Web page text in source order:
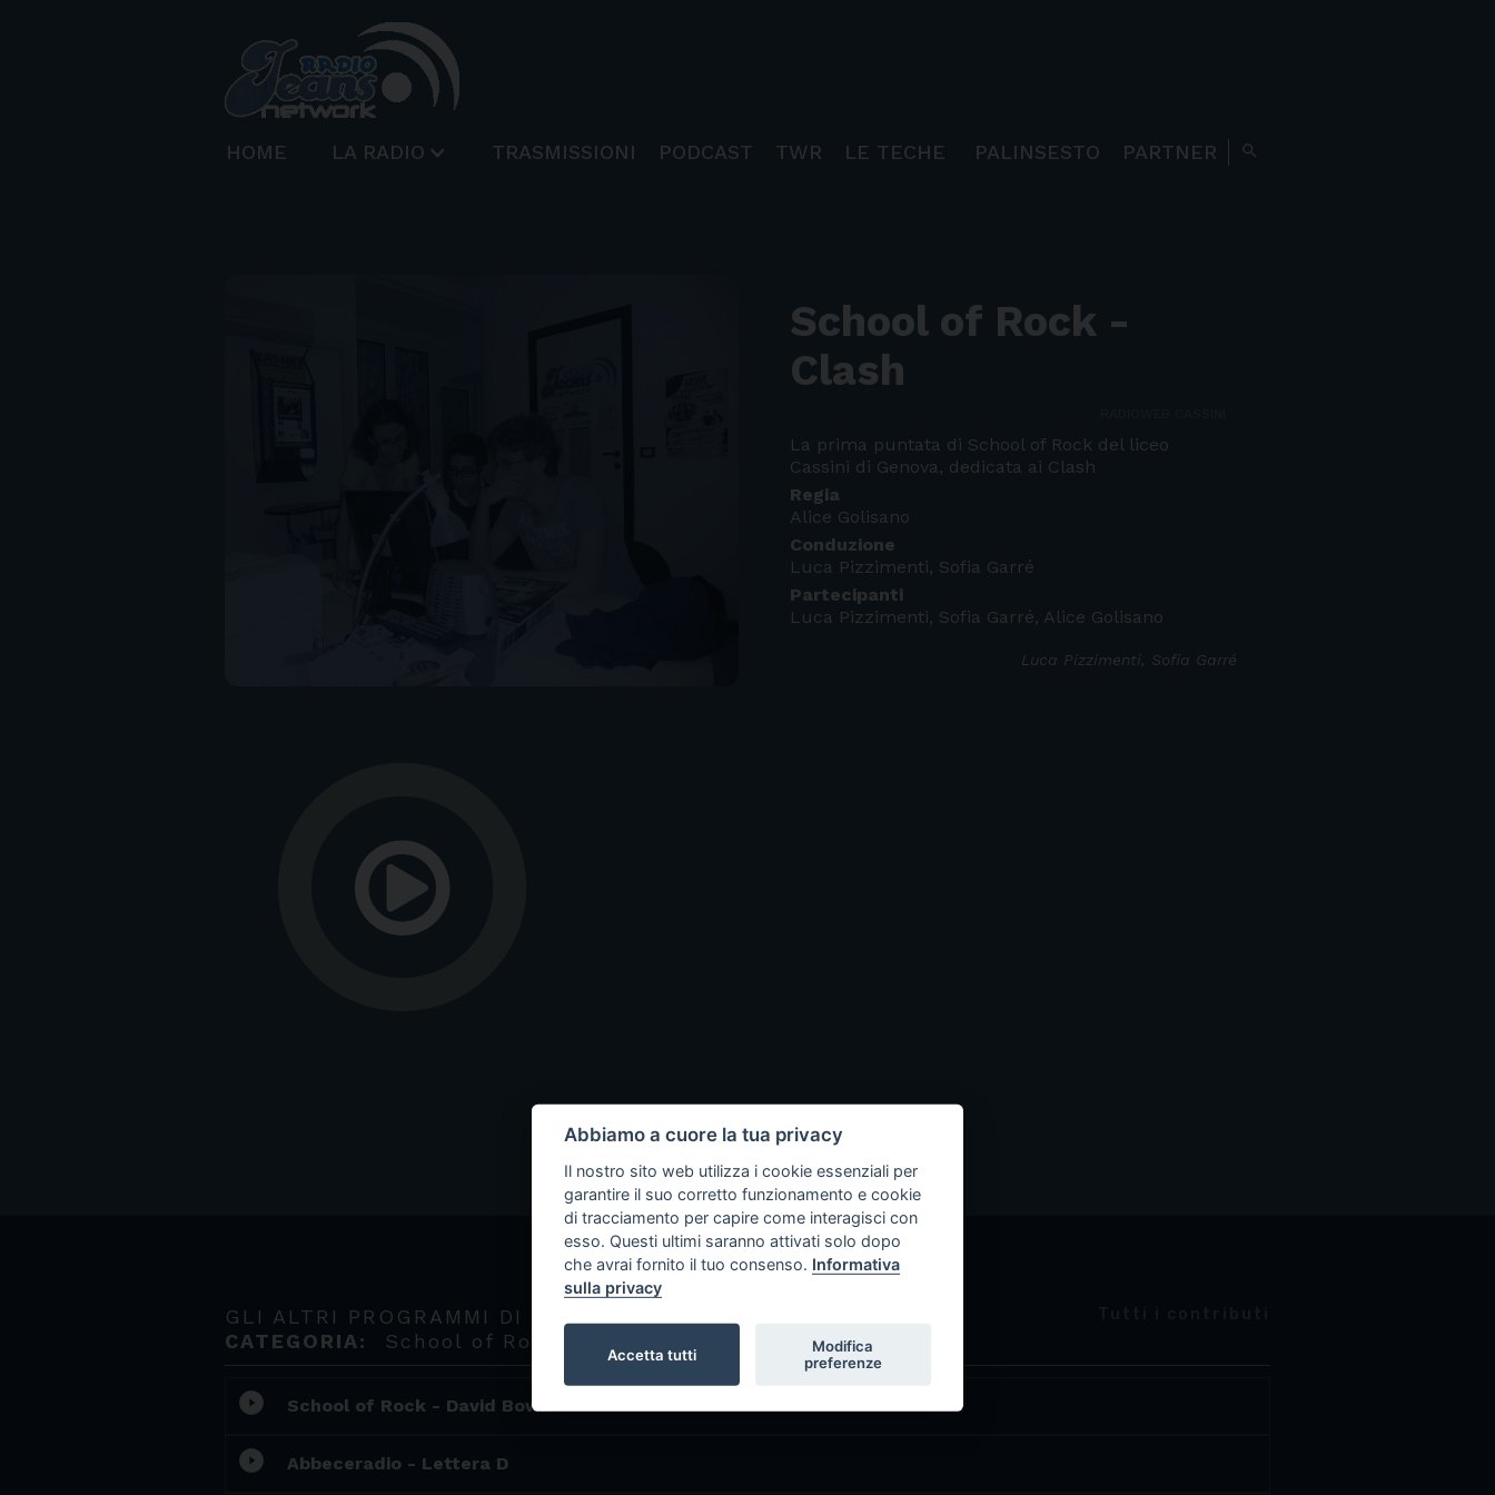
HOME LA RADIO TRASMISSIONI PODCAST TWR LE TECHE PALINSESTO PARTNER search
School of Rock -
Clash
La prima puntata di School of Rock del liceo
Cassini di Genova, dedicata ai Clash
Regia
Alice Golisano
Conduzione
Luca Pizzimenti, Sofia Garré
Partecipanti
Luca Pizzimenti, Sofia Garré, Alice Golisano
Luca Pizzimenti, Sofia Garré
GLI ALTRI PROGRAMMI DI RADIOWEB CASSINI
CATEGORIA:
School of Rock
play_circle_filled School of Rock - David Bowie
play_circle_filled Abbeceradio - Lettera D
Abbiamo a cuore la tua privacy
Il nostro sito web utilizza i cookie essenziali per
garantire il suo corretto funzionamento e cookie
di tracciamento per capire come interagisci con
esso. Questi ultimi saranno attivati solo dopo
che avrai fornito il tuo consenso. Informativa
sulla privacy
Accetta tutti
Modifica
preferenze